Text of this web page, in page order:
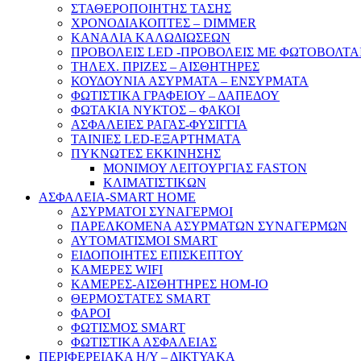
ΣΤΑΘΕΡΟΠΟΙΗΤΗΣ ΤΑΣΗΣ
ΧΡΟΝΟΔΙΑΚΟΠΤΕΣ – DIMMER
ΚΑΝΑΛΙΑ ΚΑΛΩΔΙΩΣΕΩΝ
ΠΡΟΒΟΛΕΙΣ LED -ΠΡΟΒΟΛΕΙΣ ΜΕ
ΤΗΛΕΧ. ΠΡΙΖΕΣ – ΑΙΣΘΗΤΗΡΕΣ
ΚΟΥΔΟΥΝΙΑ ΑΣΥΡΜΑΤΑ – ΕΝΣΥΡΜΑΤΑ
ΦΩΤΙΣΤΙΚΑ ΓΡΑΦΕΙΟΥ – ΔΑΠΕΔΟΥ
ΦΩΤΑΚΙΑ ΝΥΚΤΟΣ – ΦΑΚΟΙ
ΑΣΦΑΛΕΙΕΣ ΡΑΓΑΣ-ΦΥΣΙΓΓΙΑ
ΤΑΙΝΙΕΣ LED-ΕΞΑΡΤΗΜΑΤΑ
ΠΥΚΝΩΤΕΣ ΕΚΚΙΝΗΣΗΣ
ΜΟΝΙΜΟΥ ΛΕΙΤΟΥΡΓΙΑΣ FASTON
ΚΛΙΜΑΤΙΣΤΙΚΩΝ
ΑΣΦΑΛΕΙΑ-SMART HOME
ΑΣΥΡΜΑΤΟΙ ΣΥΝΑΓΕΡΜΟΙ
ΠΑΡΕΛΚΟΜΕΝΑ ΑΣΥΡΜΑΤΩΝ ΣΥΝΑΓΕΡΜΩΝ
ΑΥΤΟΜΑΤΙΣΜΟΙ SMART
ΕΙΔΟΠΟΙΗΤΕΣ ΕΠΙΣΚΕΠΤΟΥ
ΚΑΜΕΡΕΣ WIFI
ΚΑΜΕΡΕΣ-ΑΙΣΘΗΤΗΡΕΣ ΗΟΜ-ΙΟ
ΘΕΡΜΟΣΤΑΤΕΣ SMART
ΦΑΡΟΙ
ΦΩΤΙΣΜΟΣ SMART
ΦΩΤΙΣΤΙΚΑ ΑΣΦΑΛΕΙΑΣ
ΠΕΡΙΦΕΡΕΙΑΚΑ Η/Υ – ΔΙΚΤΥΑΚΑ